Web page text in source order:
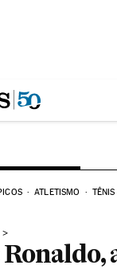
ATLETISMO TÊNIS